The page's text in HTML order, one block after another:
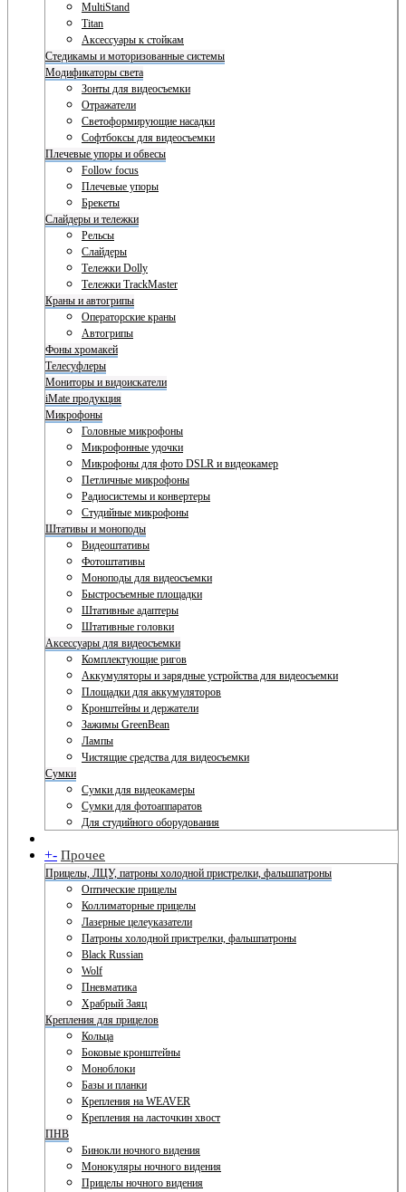
MultiStand
Titan
Аксессуары к стойкам
Стедикамы и моторизованные системы
Модификаторы света
Зонты для видеосъемки
Отражатели
Светоформирующие насадки
Софтбоксы для видеосъемки
Плечевые упоры и обвесы
Follow focus
Плечевые упоры
Брекеты
Слайдеры и тележки
Рельсы
Слайдеры
Тележки Dolly
Тележки TrackMaster
Краны и автогрипы
Операторские краны
Автогрипы
Фоны хромакей
Телесуфлеры
Мониторы и видоискатели
iMate продукция
Микрофоны
Головные микрофоны
Микрофонные удочки
Микрофоны для фото DSLR и видеокамер
Петличные микрофоны
Радиосистемы и конвертеры
Студийные микрофоны
Штативы и моноподы
Видеоштативы
Фотоштативы
Моноподы для видеосъемки
Быстросъемные площадки
Штативные адаптеры
Штативные головки
Аксессуары для видеосъемки
Комплектующие ригов
Аккумуляторы и зарядные устройства для видеосъемки
Площадки для аккумуляторов
Кронштейны и держатели
Зажимы GreenBean
Лампы
Чистящие средства для видеосъемки
Сумки
Сумки для видеокамеры
Сумки для фотоаппаратов
Для студийного оборудования
+- Прочее
Прицелы, ЛЦУ, патроны холодной пристрелки, фальшпатроны
Оптические прицелы
Коллиматорные прицелы
Лазерные целеуказатели
Патроны холодной пристрелки, фальшпатроны
Black Russian
Wolf
Пневматика
Храбрый Заяц
Крепления для прицелов
Кольца
Боковые кронштейны
Моноблоки
Базы и планки
Крепления на WEAVER
Крепления на ласточкин хвост
ПНВ
Бинокли ночного видения
Монокуляры ночного видения
Прицелы ночного видения